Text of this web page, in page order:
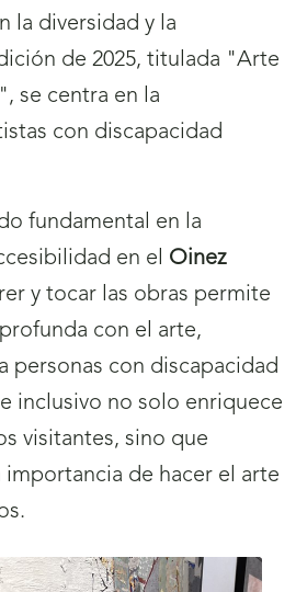
la diversidad y la
de 2025, titulada "Arte
se centra en la
con discapacidad
fundamental en la
en el Oinez
y tocar las obras permite
con el arte,
personas con discapacidad
inclusivo no solo enriquece
visitantes, sino que
de hacer el arte